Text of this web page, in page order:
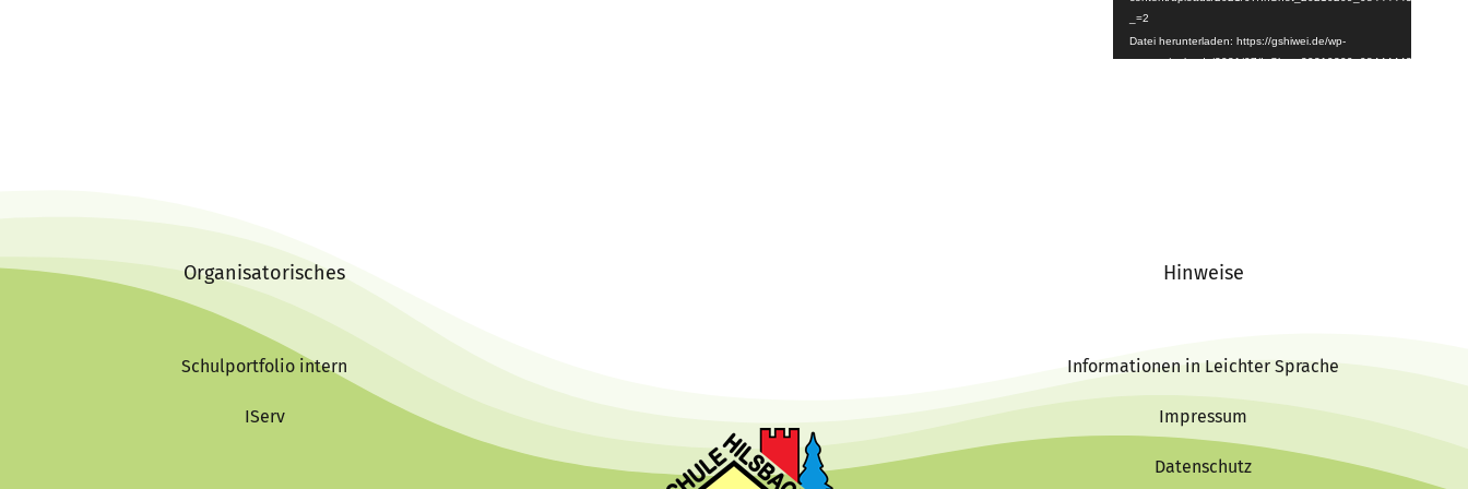
_=2
Datei herunterladen: https://gshiwei.de/wp-
content/uploads/2021/07/InShot_20210209_084444439.mp4?
Organisatorisches
Schulportfolio intern
IServ
Hinweise
Informationen in Leichter Sprache
Impressum
Datenschutz